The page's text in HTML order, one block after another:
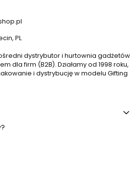
PL
dystrybutor i hurtownia gadżetów
dla firm (B2B). Działamy od 1998 roku,
i dystrybucję w modelu Gifting